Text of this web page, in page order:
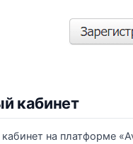
кабинет
на платформе